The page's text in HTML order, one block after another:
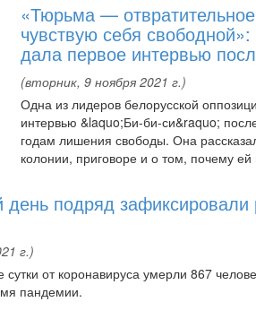
«Тюрьма —
чувствую себя
дала первое интервью
(вторник, 9 ноября 2021 г.)
Одна из лидеров белорусской
интервью &laquo;Би-би-си&raquo;
годам лишения свободы. Она
колонии, приговоре и о том, почему
день подряд зафиксировали
г.)
сутки от коронавируса умерли 867
пандемии.